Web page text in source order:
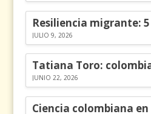
JULIO 9, 2026
JUNIO 22, 2026